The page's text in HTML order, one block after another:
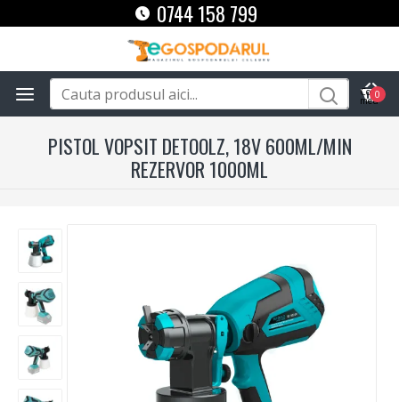
0744 158 799
0
PISTOL VOPSIT DETOOLZ, 18V 600ML/MIN
REZERVOR 1000ML